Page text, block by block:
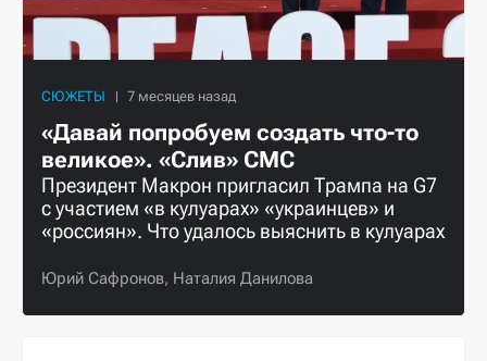
СЮЖЕТЫ
«Давай попробуем создать что-то
великое». «Слив» СМС
Президент Макрон пригласил Трампа на G7
с участием «в кулуарах» «украинцев» и
«россиян». Что удалось выяснить в кулуарах
Юрий Сафронов, Наталия Данилова